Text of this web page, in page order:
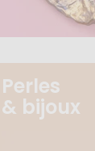
Perles
& bijoux